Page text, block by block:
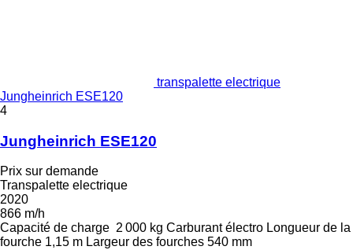
transpalette electrique
Jungheinrich ESE120
4
Jungheinrich ESE120
Prix sur demande
Transpalette electrique
2020
866 m/h
Capacité de charge 2 000 kg Carburant électro Longueur de la
fourche 1,15 m Largeur des fourches 540 mm